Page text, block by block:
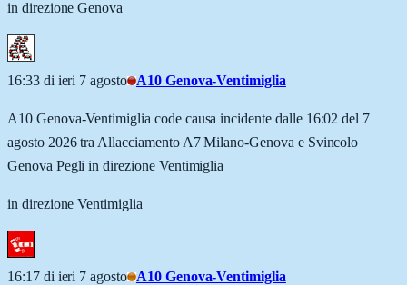
in direzione Genova
16:33 di ieri 7 agosto A10 Genova-Ventimiglia
A10 Genova-Ventimiglia code causa incidente dalle 16:02 del 7
agosto 2026 tra Allacciamento A7 Milano-Genova e Svincolo
Genova Pegli in direzione Ventimiglia
in direzione Ventimiglia
16:17 di ieri 7 agosto A10 Genova-Ventimiglia